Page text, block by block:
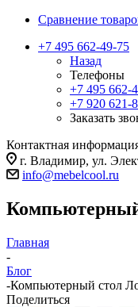
Сравнение
+7 495 662-49-75
Назад
Телефоны
+7 495 662-
+7 920 621-
Заказать
Контактная
г. Владимир, ул.
info@mebelcool.ru
Главная
-
Блог
-Компьютерный стол
Поделиться